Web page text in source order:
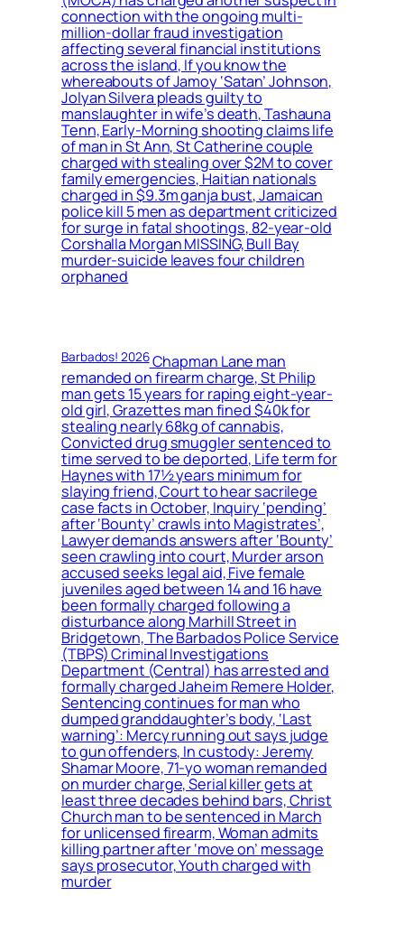
connection with the ongoing multi-
million-dollar fraud investigation
affecting several financial institutions
across the island, If you know the
whereabouts of Jamoy ‘Satan’ Johnson,
Jolyan Silvera pleads guilty to
manslaughter in wife’s death, Tashauna
Tenn, Early-Morning shooting claims life
of man in St Ann, St Catherine couple
charged with stealing over $2M to cover
family emergencies, Haitian nationals
charged in $9.3m ganja bust, Jamaican
police kill 5 men as department criticized
for surge in fatal shootings, 82-year-old
Corshalla Morgan MISSING, Bull Bay
murder-suicide leaves four children
orphaned
Barbados! 2026Chapman Lane man
remanded on firearm charge, St Philip
man gets 15 years for raping eight-year-
old girl, Grazettes man fined $40k for
stealing nearly 68kg of cannabis,
Convicted drug smuggler sentenced to
time served to be deported, Life term for
Haynes with 17½ years minimum for
slaying friend, Court to hear sacrilege
case facts in October, Inquiry ‘pending’
after ‘Bounty’ crawls into Magistrates’,
Lawyer demands answers after ‘Bounty’
seen crawling into court, Murder arson
accused seeks legal aid, Five female
juveniles aged between 14 and 16 have
been formally charged following a
disturbance along Marhill Street in
Bridgetown, The Barbados Police Service
(TBPS) Criminal Investigations
Department (Central) has arrested and
formally charged Jaheim Remere Holder,
Sentencing continues for man who
dumped granddaughter’s body, ‘Last
warning’: Mercy running out says judge
to gun offenders, In custody: Jeremy
Shamar Moore, 71-yo woman remanded
on murder charge, Serial killer gets at
least three decades behind bars, Christ
Church man to be sentenced in March
for unlicensed firearm, Woman admits
killing partner after ‘move on’ message
says prosecutor, Youth charged with
murder